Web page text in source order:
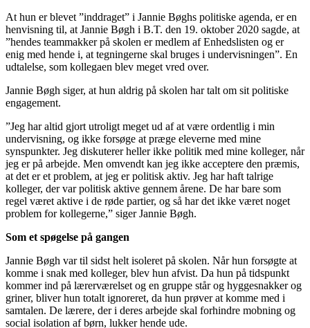
At hun er blevet ”inddraget” i Jannie Bøghs politiske agenda, er en
henvisning til, at Jannie Bøgh i B.T. den 19. oktober 2020 sagde, at
”hendes teammakker på skolen er medlem af Enhedslisten og er
enig med hende i, at tegningerne skal bruges i undervisningen”. En
udtalelse, som kollegaen blev meget vred over.
Jannie Bøgh siger, at hun aldrig på skolen har talt om sit politiske
engagement.
”Jeg har altid gjort utroligt meget ud af at være ordentlig i min
undervisning, og ikke forsøge at præge eleverne med mine
synspunkter. Jeg diskuterer heller ikke politik med mine kolleger, når
jeg er på arbejde. Men omvendt kan jeg ikke acceptere den præmis,
at det er et problem, at jeg er politisk aktiv. Jeg har haft talrige
kolleger, der var politisk aktive gennem årene. De har bare som
regel været aktive i de røde partier, og så har det ikke været noget
problem for kollegerne,” siger Jannie Bøgh.
Som et spøgelse på gangen
Jannie Bøgh var til sidst helt isoleret på skolen. Når hun forsøgte at
komme i snak med kolleger, blev hun afvist. Da hun på tidspunkt
kommer ind på lærerværelset og en gruppe står og hyggesnakker og
griner, bliver hun totalt ignoreret, da hun prøver at komme med i
samtalen. De lærere, der i deres arbejde skal forhindre mobning og
social isolation af børn, lukker hende ude.